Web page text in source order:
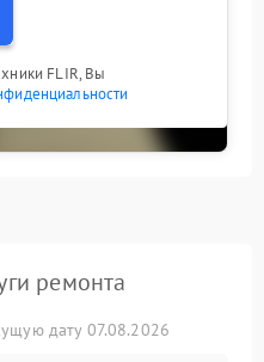
FLIR, Вы
ремонта
дату 07.08.2026